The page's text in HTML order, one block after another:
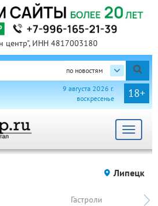
центр", ИНН 4817003180
по новостям
18+
9 августа 2026 г.
воскресенье
Toggle
Липецк
Гастроли